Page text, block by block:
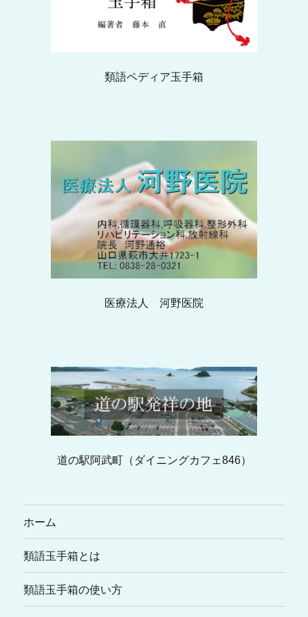
類語ペディア玉手箱
医療法人 河野医院
道の駅阿武町（ダイニングカフェ846）
ホーム
類語玉手箱とは
類語玉手箱の使い方